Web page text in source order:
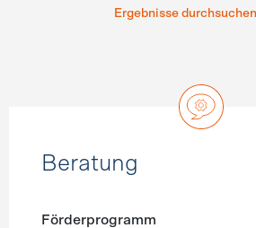
Ergebnisse durchsuchen
Beratung
Förderprogramm